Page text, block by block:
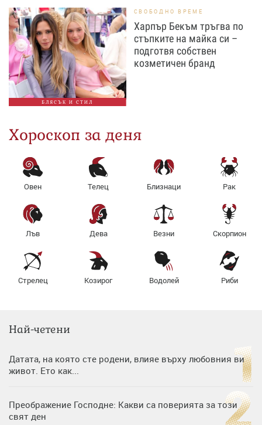
БЛЯСЪК И СТИЛ
СВОБОДНО ВРЕМЕ
Харпър Бекъм тръгва по
стъпките на майка си –
подготвя собствен
козметичен бранд
Хороскоп за деня
Овен Телец Близнаци Рак
Лъв Дева Везни Скорпион
Стрелец Козирог Водолей Риби
Най-четени
Датата, на която сте родени, влияе върху любовния ви
живот. Ето как...
Преображение Господне: Какви са поверията за този
свят ден